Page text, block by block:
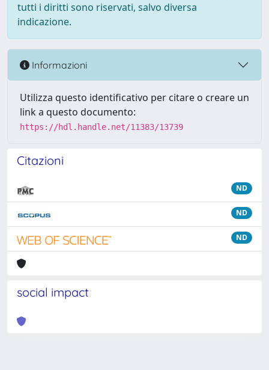
tutti i diritti sono riservati, salvo diversa
indicazione.
Informazioni
Utilizza questo identificativo per citare o creare un
link a questo documento:
https://hdl.handle.net/11383/13739
Citazioni
ND
ND
ND
social impact